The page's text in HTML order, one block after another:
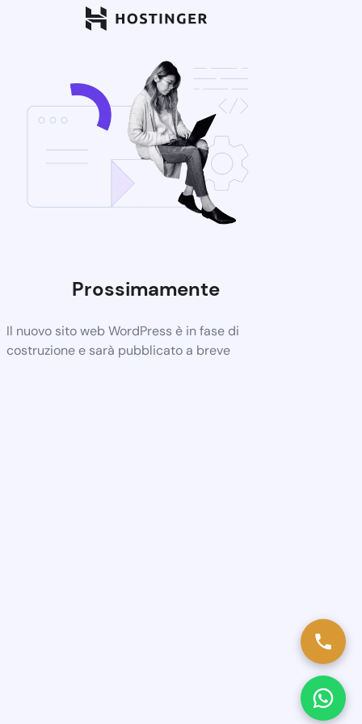
Prossimamente
Il nuovo sito web WordPress è in fase di
costruzione e sarà pubblicato a breve